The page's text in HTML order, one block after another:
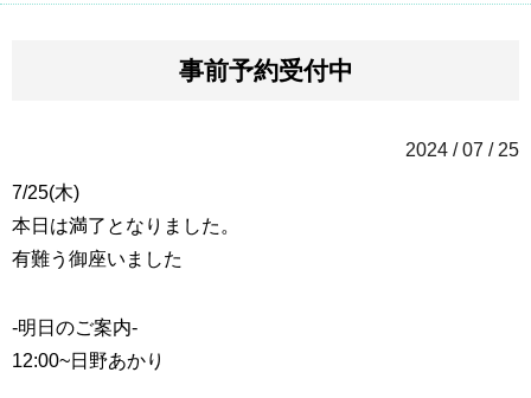
事前予約受付中
2024 / 07 / 25
7/25(木)
本日は満了となりました。
有難う御座いました
-明日のご案内-
12:00~日野あかり